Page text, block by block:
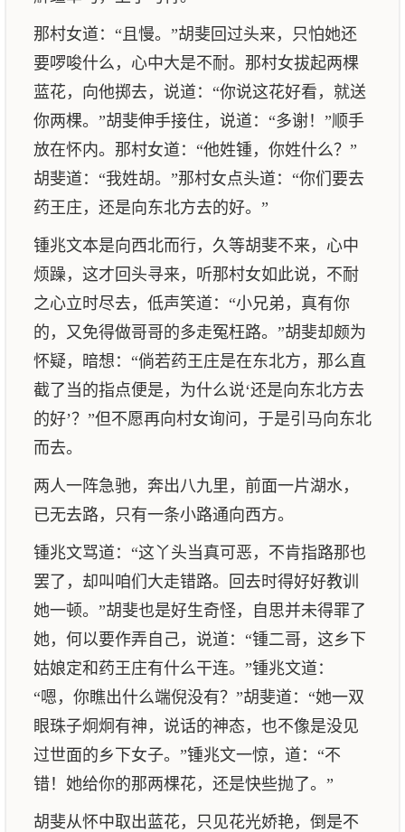
那村女道：“且慢。”胡斐回过头来，只怕她还
要啰唆什么，心中大是不耐。那村女拔起两棵
蓝花，向他掷去，说道：“你说这花好看，就送
你两棵。”胡斐伸手接住，说道：“多谢！”顺手
放在怀内。那村女道：“他姓锺，你姓什么？”
胡斐道：“我姓胡。”那村女点头道：“你们要去
药王庄，还是向东北方去的好。”
锺兆文本是向西北而行，久等胡斐不来，心中
烦躁，这才回头寻来，听那村女如此说，不耐
之心立时尽去，低声笑道：“小兄弟，真有你
的，又免得做哥哥的多走冤枉路。”胡斐却颇为
怀疑，暗想：“倘若药王庄是在东北方，那么直
截了当的指点便是，为什么说‘还是向东北方去
的好’？”但不愿再向村女询问，于是引马向东北
而去。
两人一阵急驰，奔出八九里，前面一片湖水，
已无去路，只有一条小路通向西方。
锺兆文骂道：“这丫头当真可恶，不肯指路那也
罢了，却叫咱们大走错路。回去时得好好教训
她一顿。”胡斐也是好生奇怪，自思并未得罪了
她，何以要作弄自己，说道：“锺二哥，这乡下
姑娘定和药王庄有什么干连。”锺兆文道：
“嗯，你瞧出什么端倪没有？”胡斐道：“她一双
眼珠子炯炯有神，说话的神态，也不像是没见
过世面的乡下女子。”锺兆文一惊，道：“不
错！她给你的那两棵花，还是快些抛了。”
胡斐从怀中取出蓝花，只见花光娇艳，倒是不